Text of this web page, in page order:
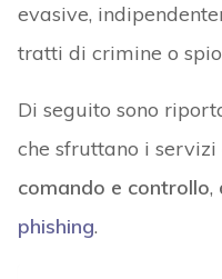
evasive,
tratti di crimine o
Di seguito sono
che sfruttano i
comando e controllo,
phishing.